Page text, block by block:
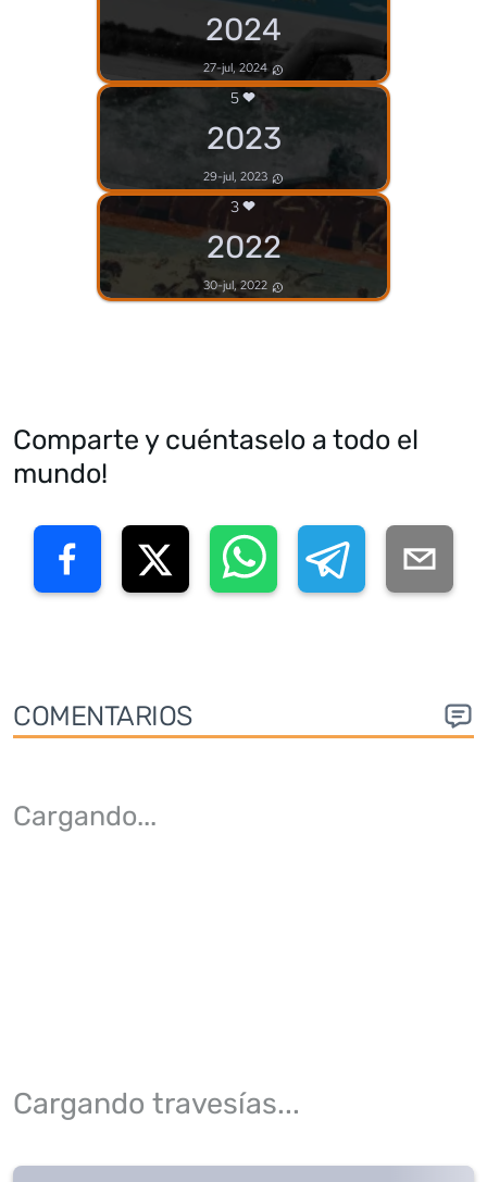
2024
27-jul, 2024
5
2023
29-jul, 2023
3
2022
30-jul, 2022
Comparte y cuéntaselo a todo el
mundo!
COMENTARIOS
Cargando...
Cargando travesías...